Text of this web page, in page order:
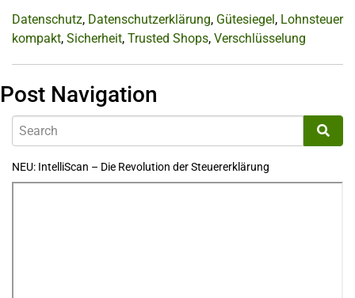
Datenschutz, Datenschutzerklärung, Gütesiegel, Lohnsteuer
kompakt, Sicherheit, Trusted Shops, Verschlüsselung
Post Navigation
NEU: IntelliScan – Die Revolution der Steuererklärung